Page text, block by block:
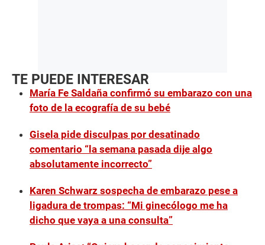
TE PUEDE INTERESAR
María Fe Saldaña confirmó su embarazo con una
foto de la ecografía de su bebé
Gisela pide disculpas por desatinado
comentario “la semana pasada dije algo
absolutamente incorrecto”
Karen Schwarz sospecha de embarazo pese a
ligadura de trompas: “Mi ginecólogo me ha
dicho que vaya a una consulta”